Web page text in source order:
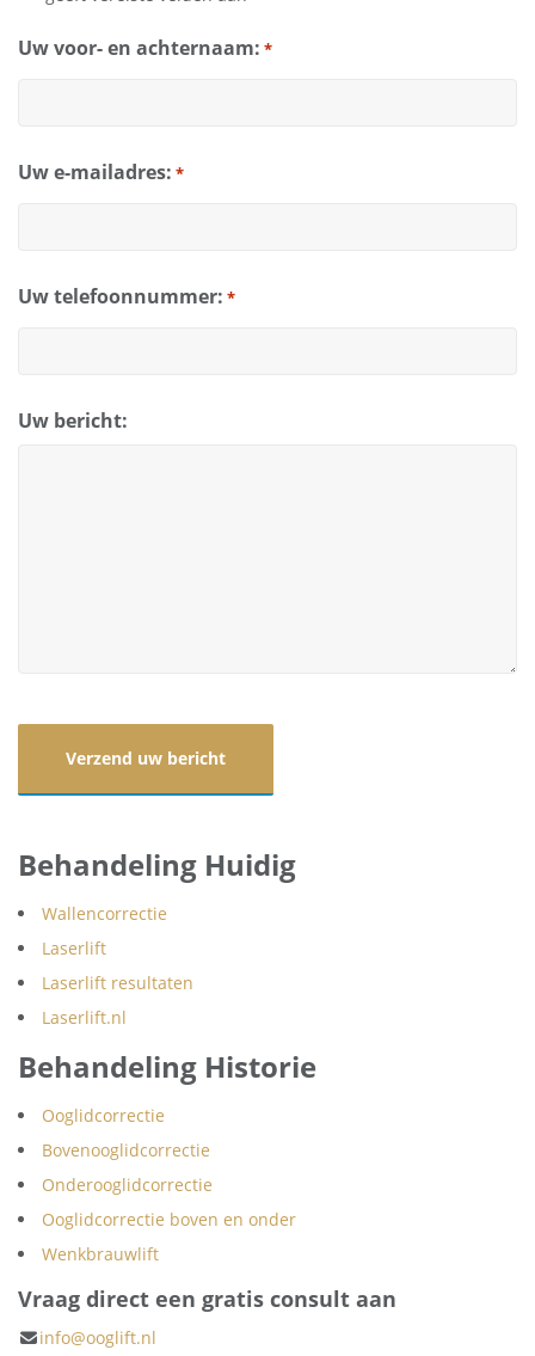
Uw voor- en achternaam: *
Uw e-mailadres: *
Uw telefoonnummer: *
Uw bericht:
Behandeling Huidig
Wallencorrectie
Laserlift
Laserlift resultaten
Laserlift.nl
Behandeling Historie
Ooglidcorrectie
Bovenooglidcorrectie
Onderooglidcorrectie
Ooglidcorrectie boven en onder
Wenkbrauwlift
Vraag direct een gratis consult aan
info@ooglift.nl